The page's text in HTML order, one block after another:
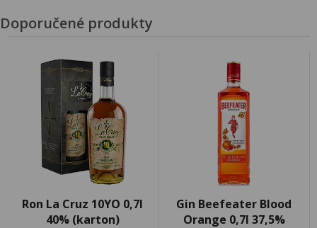
Doporučené produkty
Ron La Cruz 10YO 0,7l
40% (karton)
Gin Beefeater Blood
Orange 0,7l 37,5%